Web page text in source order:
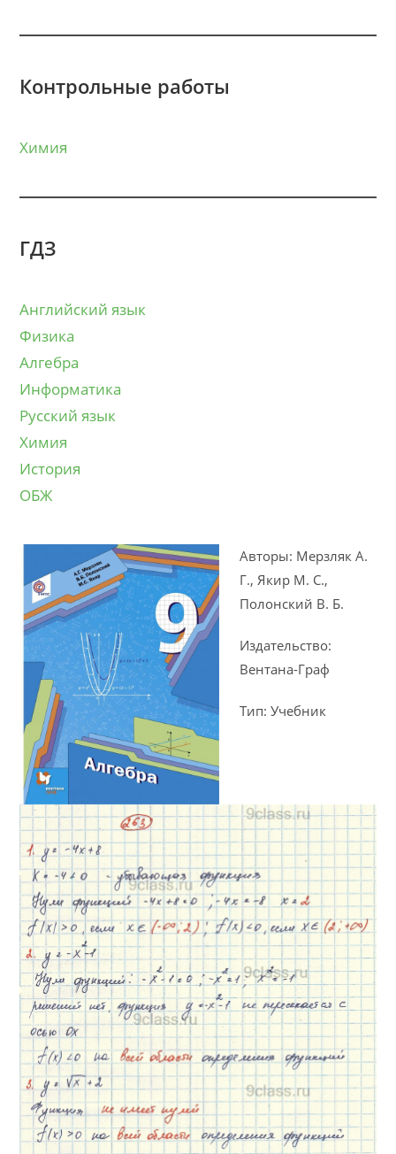
Контрольные работы
Химия
ГДЗ
Английский язык
Физика
Алгебра
Информатика
Русский язык
Химия
История
ОБЖ
Авторы: Мерзляк А.
Г., Якир М. С.,
Полонский В. Б.
Издательство:
Вентана-Граф
Тип: Учебник